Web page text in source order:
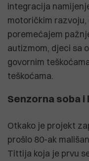
integracija
motoričkim razvoju,
poremećajem
autizmom, djeci sa
govornim
teškoćama.
Senzorna soba i
Otkako je projekt
prošlo 80-ak
Tittija koja je prvu